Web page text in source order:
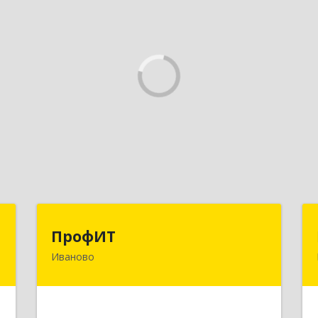
ПрофИТ
Иваново153000, Ивановская обл, г.о. город